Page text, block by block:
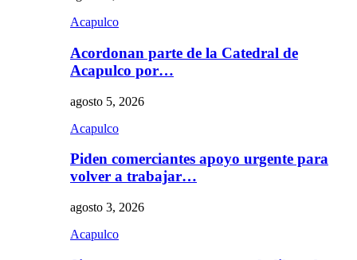
Acapulco
Acordonan parte de la Catedral de
Acapulco por…
agosto 5, 2026
Acapulco
Piden comerciantes apoyo urgente para
volver a trabajar…
agosto 3, 2026
Acapulco